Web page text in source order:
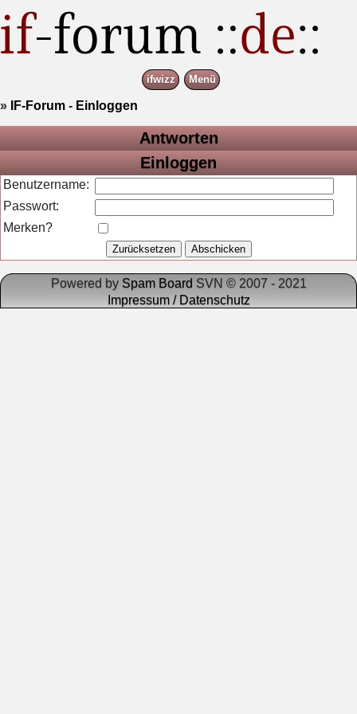
ifwizz Menü
» IF-Forum - Einloggen
Antworten
Einloggen
Benutzername:
Passwort:
Merken?
Powered by Spam Board SVN © 2007 - 2021
Impressum / Datenschutz